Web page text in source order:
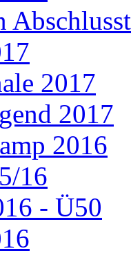
2017
2017
2016
16
- Ü50